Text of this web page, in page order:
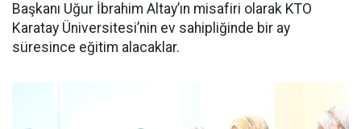
Başkanı Uğur İbrahim Altay’ın misafiri olarak KTO
Karatay Üniversitesi’nin ev sahipliğinde bir ay
süresince eğitim alacaklar.